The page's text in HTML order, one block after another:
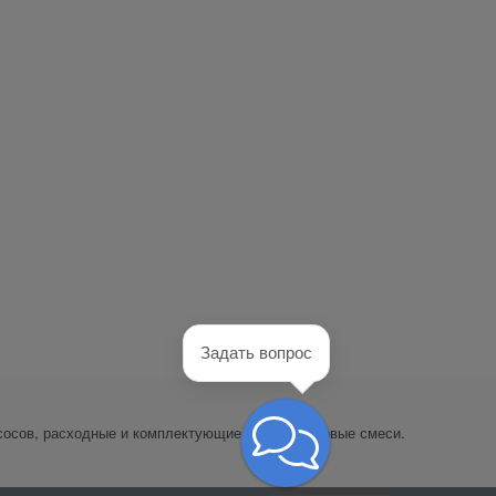
расходные и комплектующие части, пусковые смеси.
Задать вопрос